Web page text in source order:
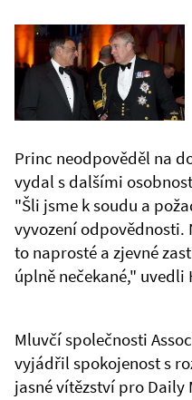
Princ neodpověděl na
vydal s dalšími
"Šli jsme k soudu a
vyvození odpovědnosti.
to naprosté a zjevné
úplně nečekané," uvedli
Mluvčí společnosti
vyjádřil spokojenost s
jasné vítězství pro Daily